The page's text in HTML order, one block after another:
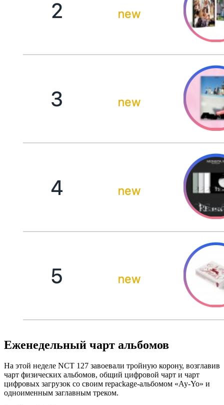
Еженедельный чарт альбомов
На этой неделе NCT 127 завоевали тройную корону, возглавив
чарт физических альбомов, общий цифровой чарт и чарт
цифровых загрузок со своим repackage-альбомом «Ay-Yo» и
одноименным заглавным треком.